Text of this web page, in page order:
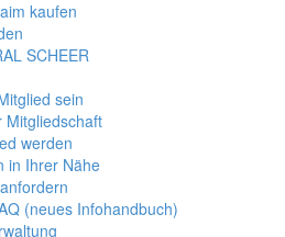
kaufen
SCHEER
sein
Mitgliedschaft
werden
in Ihrer Nähe
(neues Infohandbuch)